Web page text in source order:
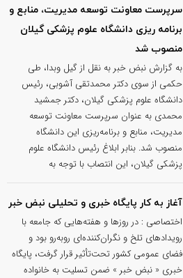
سرپرست معاونت توسعه مدیریت، منابع و
برنامه ریزی دانشگاه علوم پزشکی گیلان
منصوب شد
به گزارش نبض خبر به نقل از گیل وبدا، طی
حکمی از سوی دکتر محمدتقی آشوبی، رئیس
دانشگاه علوم پزشکی گیلان، دکتر جمشید
محمدی به عنوان سرپرست معاونت توسعه
مدیریت، منابع و برنامه‌ریزی این دانشگاه
منصوب شد. بنابر ابلاغ رئیس دانشگاه علوم
پزشکی گیلان، این انتصاب با توجه به
آغاز به کار پایگاه خبری و تحلیلی نبض خبر
اختصاصی : در روزها و هفته‌هایی که جامعه با
رویدادهای تلخ و نگران‌کننده‌ای روبه‌رو بود و
فضای عمومی کشور تحت‌تأثیر قرار گرفت، پایگاه
خبری « نبض خبر » ضمن تسلیت به خانواده